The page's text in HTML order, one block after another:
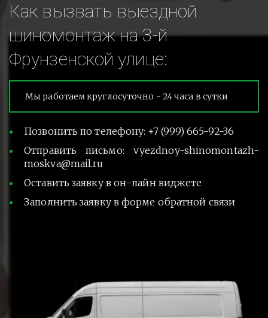
Как вызвать выездной
шиномонтаж на 3-й
Фрунзенской улице:
Мы работаем круглосуточно - 24 часа в сутки
Позвонить по телефону: +7 (999) 665-92-36
Отправить письмо: vyezdnoy-shinomontazh-
moskva@mail.ru
Оставить заявку в он-лайн виджете
Заполнить заявку в форме обратной связи